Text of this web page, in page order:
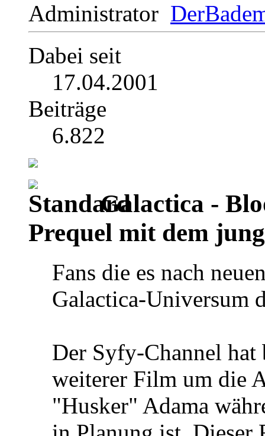
Administrator
Dabei seit
17.04.2001
Beiträge
6.822
Galactica -
Prequel mit dem
Fans die es nach
Galactica-Universum
Der Syfy-Channel hat
weiterer Film um die
"Husker" Adama